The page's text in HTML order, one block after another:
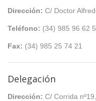
Dirección: C/ Doctor
Teléfono: (34) 985 96 62
Fax: (34) 985 25 74 21
Delegación
Dirección: C/ Corrida